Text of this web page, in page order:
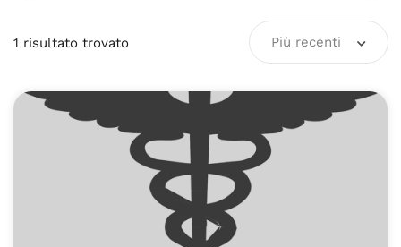
1 risultato trovato Più recenti